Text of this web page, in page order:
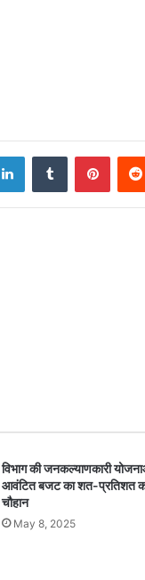
LinkedInTumblr
विभाग की जनकल्याणकारी
आवंटित बजट का शत-प्रतिशत
चौहान
May 8, 2025